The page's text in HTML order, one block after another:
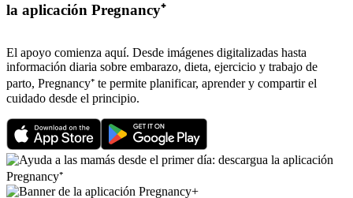
la aplicación Pregnancy⁺
El apoyo comienza aquí. Desde imágenes digitalizadas hasta
información diaria sobre embarazo, dieta, ejercicio y trabajo de
parto, Pregnancy⁺ te permite planificar, aprender y compartir el
cuidado desde el principio.